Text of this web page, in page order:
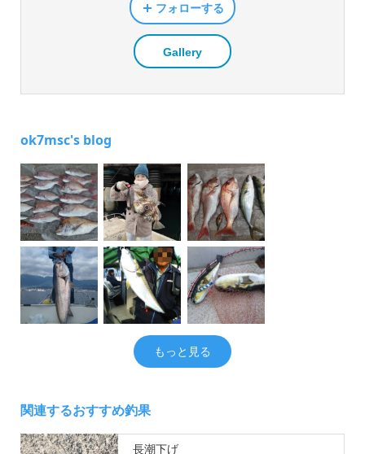
フォローする
Gallery
ok7msc's blog
もっと見る
関連するおすすめ釣果
長潮下げ